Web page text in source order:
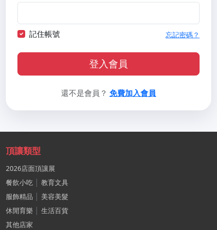
記住帳號 忘記密碼？
登入會員
還不是會員？ 免費加入會員
頂讓類型
2026店面頂讓展
餐飲小吃
教育文具
服飾精品
美容美髮
休閒育樂
生活百貨
其他店家